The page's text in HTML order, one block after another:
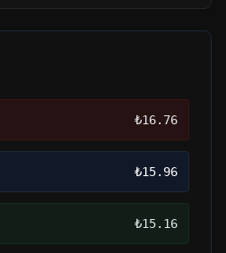
₺16.76
₺15.96
₺15.16